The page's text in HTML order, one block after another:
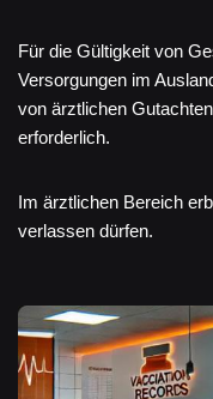
Für die Gültigkeit von
Versorgungen im
von ärztlichen
erforderlich.
Im ärztlichen Bereich
verlassen dürfen.